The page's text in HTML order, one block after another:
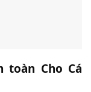
toàn Cho Cá